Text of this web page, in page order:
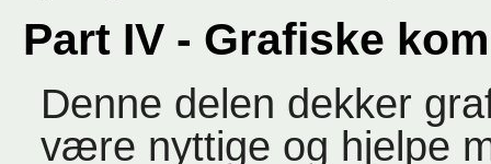
Part IV - Grafiske
Denne delen dekker
være nyttige og hjelpe